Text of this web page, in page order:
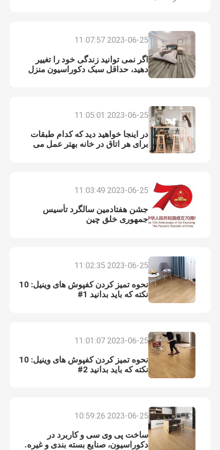
2023-06-25 11:07:57
اگر نمی توانید زندگی خود را تغییر
دهید، حداقل سبک دکوراسیون منزل
خود را تعیین کنید
2023-06-25 11:05:01
در اینجا خواهید دید که کدام طبقات
برای هر اتاق در خانه بهتر عمل می
کنند.
2023-06-25 11:03:49
جشن هفتادمین سالگرد تأسیس
جمهوری خلق چین
2023-06-25 11:02:35
نحوه تمیز کردن کفپوش های وینیل: 10
نکته که باید بدانید 1#
2023-06-25 11:01:07
نحوه تمیز کردن کفپوش های وینیل: 10
نکته که باید بدانید 2#
2023-06-25 10:59:26
ساخت پی وی سی و کاربرد در
دکوراسیون، صنایع بسته بندی و غیره.